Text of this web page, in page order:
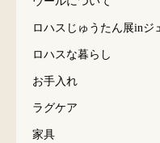
ロハスじゅうたん展inジ
ロハスな暮らし
お手入れ
ラグケア
家具